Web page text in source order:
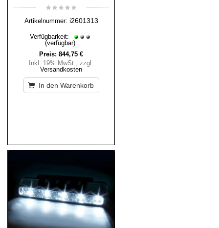
Artikelnummer: i2601313
Verfügbarkeit:
(verfügbar)
Preis: 844,75 €
Inkl. 19% MwSt., zzgl.
Versandkosten
In den Warenkorb